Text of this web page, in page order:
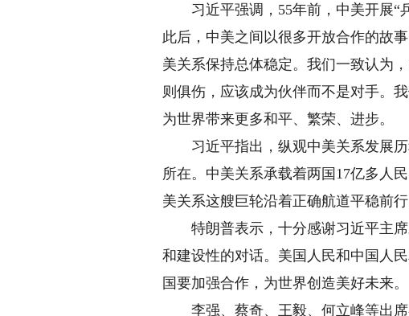
习近平强调，55年前，中美开展“乒
此后，中美之间以很多开放合作的故
美关系保持总体稳定。我们一致认为
则俱伤，应该成为伙伴而不是对手。
为世界带来更多和平、繁荣、进步。
习近平指出，纵观中美关系发展历
所在。中美关系承载着两国17亿多人
美关系这艘巨轮沿着正确航道平稳前行
特朗普表示，十分感谢习近平主席
和建设性的对话。美国人民和中国人
国要加强合作，为世界创造美好未来。
李强、蔡奇、王毅、何立峰等出席